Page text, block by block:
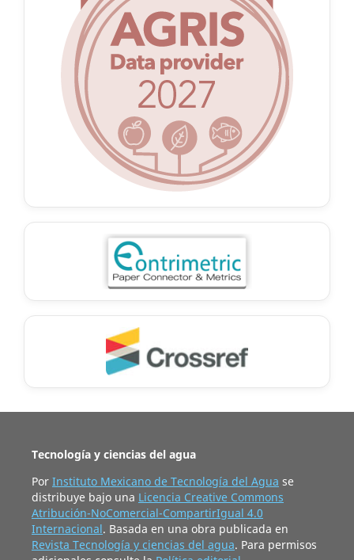
Tecnología y ciencias del agua
Por Instituto Mexicano de Tecnología del Agua se
distribuye bajo una Licencia Creative Commons
Atribución-NoComercial-CompartirIgual 4.0
Internacional. Basada en una obra publicada en
Revista Tecnología y ciencias del agua. Para permisos